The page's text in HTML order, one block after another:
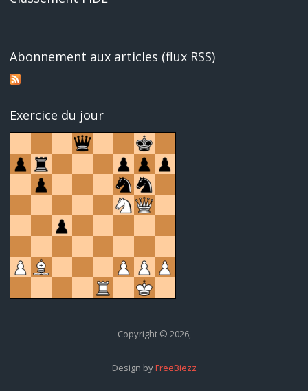
Abonnement aux articles (flux RSS)
Exercice du jour
Copyright © 2026,
Design byFreeBiezz